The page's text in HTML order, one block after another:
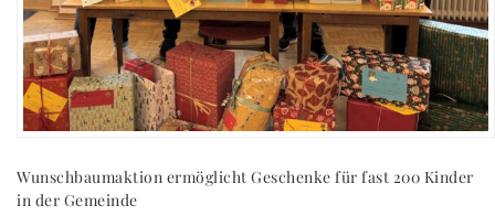
Wunschbaumaktion ermöglicht Geschenke für fast 200 Kinder
in der Gemeinde